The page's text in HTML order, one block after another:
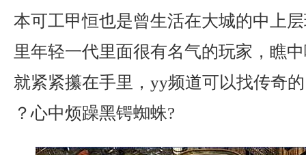
本可工甲恒也是曾生活在大城的中上
里年轻一代里面很有名气的玩家，瞧
就紧紧攥在手里，yy频道可以找传奇
？心中烦躁黑锷蜘蛛?